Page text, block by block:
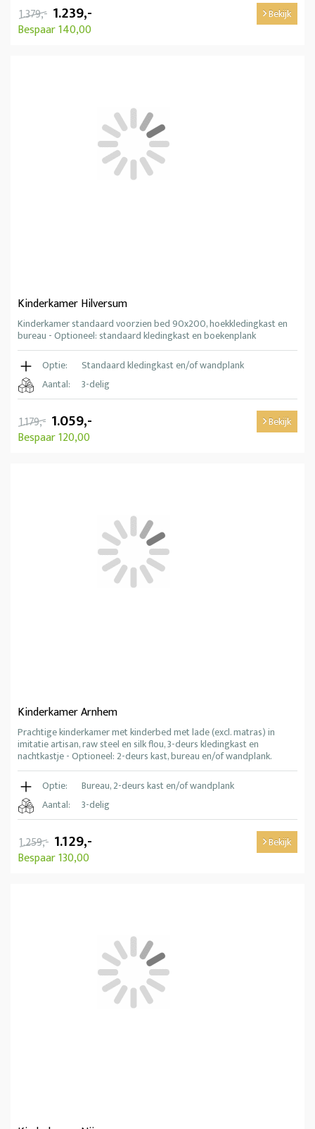
1.379,- 1.239,-
Bespaar 140,00
Bekijk
Kinderkamer Hilversum
Kinderkamer standaard voorzien bed 90x200, hoekkledingkast en
bureau - Optioneel: standaard kledingkast en boekenplank
Optie:
Standaard kledingkast en/of wandplank
Aantal:
3-delig
1.179,- 1.059,-
Bespaar 120,00
Bekijk
Kinderkamer Arnhem
Prachtige kinderkamer met kinderbed met lade (excl. matras) in
imitatie artisan, raw steel en silk flou, 3-deurs kledingkast en
nachtkastje - Optioneel: 2-deurs kast, bureau en/of wandplank.
Optie:
Bureau, 2-deurs kast en/of wandplank
Aantal:
3-delig
1.259,- 1.129,-
Bespaar 130,00
Bekijk